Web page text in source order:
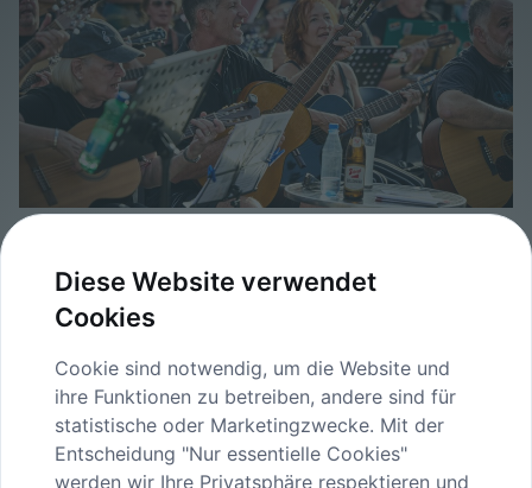
image/jpeg 4724x3150
Herunterladen
Bild in voller Größe anzeigen…
Diese Website verwendet
Cookies
Cookie sind notwendig, um die Website und
ihre Funktionen zu betreiben, andere sind für
statistische oder Marketingzwecke. Mit der
Entscheidung "Nur essentielle Cookies"
werden wir Ihre Privatsphäre respektieren und